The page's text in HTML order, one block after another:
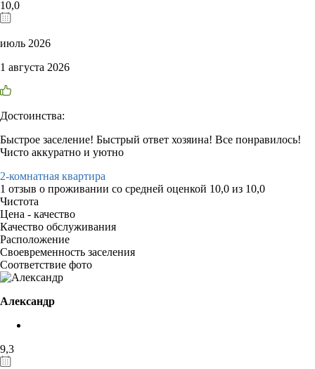
10,0
июль 2026
1 августа 2026
Достоинства:
Быстрое заселение! Быстрый ответ хозяина! Все понравилось!
Чисто аккуратно и уютно
2-комнатная квартира
1 отзыв о проживании со средней оценкой 10,0 из 10,0
Чистота
Цена - качество
Качество обслуживания
Расположение
Своевременность заселения
Соответствие фото
Александр
9,3